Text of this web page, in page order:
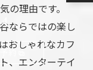
の理由です。
ならではの楽し
おしゃれなカフ
、エンターテイ